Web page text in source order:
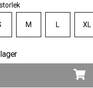
M L XL
I lager